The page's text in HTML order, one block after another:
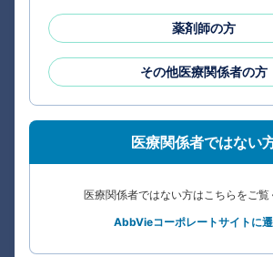
薬剤師の方
その他医療関係者の方
医療関係者ではない
医療関係者ではない方はこちらをご覧
AbbVieコーポレートサイトに